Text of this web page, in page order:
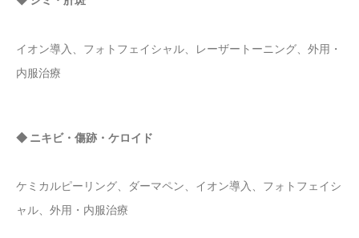
イオン導入、フォトフェイシャル、レーザートーニング、外用・
内服治療
◆ ニキビ・傷跡・ケロイド
ケミカルピーリング、ダーマペン、イオン導入、フォトフェイシ
ャル、外用・内服治療